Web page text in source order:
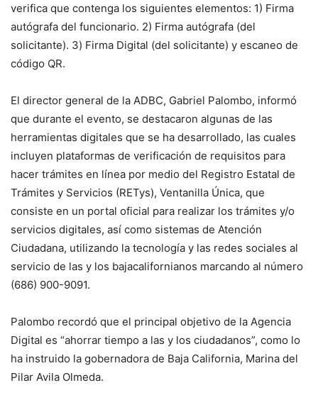
verifica que contenga los siguientes elementos: 1) Firma
autógrafa del funcionario. 2) Firma autógrafa (del
solicitante). 3) Firma Digital (del solicitante) y escaneo de
código QR.
El director general de la ADBC, Gabriel Palombo, informó
que durante el evento, se destacaron algunas de las
herramientas digitales que se ha desarrollado, las cuales
incluyen plataformas de verificación de requisitos para
hacer trámites en línea por medio del Registro Estatal de
Trámites y Servicios (RETys), Ventanilla Única, que
consiste en un portal oficial para realizar los trámites y/o
servicios digitales, así como sistemas de Atención
Ciudadana, utilizando la tecnología y las redes sociales al
servicio de las y los bajacalifornianos marcando al número
(686) 900-9091.
Palombo recordó que el principal objetivo de la Agencia
Digital es “ahorrar tiempo a las y los ciudadanos”, como lo
ha instruido la gobernadora de Baja California, Marina del
Pilar Avila Olmeda.